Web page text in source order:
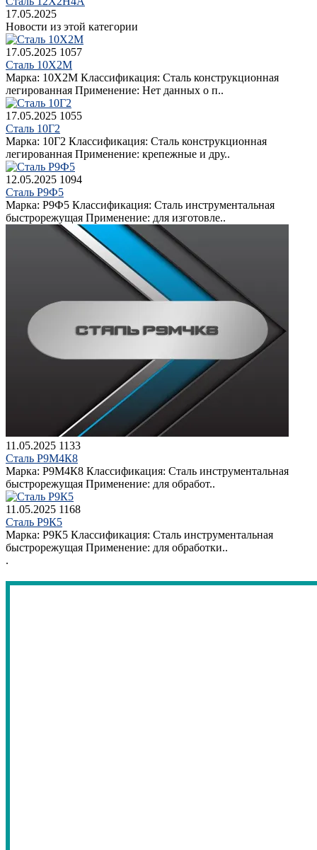
17.05.2025
Новости из этой категории
17.05.2025 1057
Сталь 10Х2М
Марка: 10Х2М Классификация: Сталь конструкционная
легированная Применение: Нет данных о п..
17.05.2025 1055
Сталь 10Г2
Марка: 10Г2 Классификация: Сталь конструкционная
легированная Применение: крепежные и дру..
12.05.2025 1094
Сталь Р9Ф5
Марка: Р9Ф5 Классификация: Сталь инструментальная
быстрорежущая Применение: для изготовле..
11.05.2025 1133
Сталь Р9М4К8
Марка: Р9М4К8 Классификация: Сталь инструментальная
быстрорежущая Применение: для обработ..
11.05.2025 1168
Сталь Р9К5
Марка: Р9К5 Классификация: Сталь инструментальная
быстрорежущая Применение: для обработки..
.